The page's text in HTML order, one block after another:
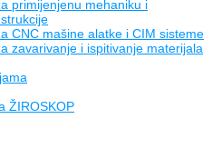
primijenjenu mehaniku i
CNC mašine alatke i CIM sisteme
zavarivanje i ispitivanje materijala
ŽIROSKOP